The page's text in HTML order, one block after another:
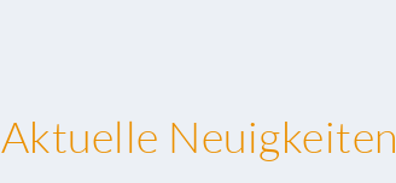
Aktuelle Neuigkeiten